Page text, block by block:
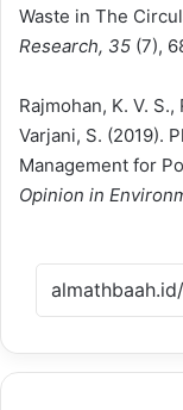
Waste in The
Research, 35 (7),
Rajmohan, K. V.
Varjani, S. (2019).
Management for
Opinion in